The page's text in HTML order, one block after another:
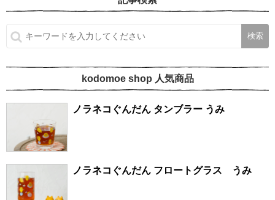
kodomoe shop 人気商品
ノラネコぐんだん タンブラー うみ
ノラネコぐんだん フロートグラス うみ